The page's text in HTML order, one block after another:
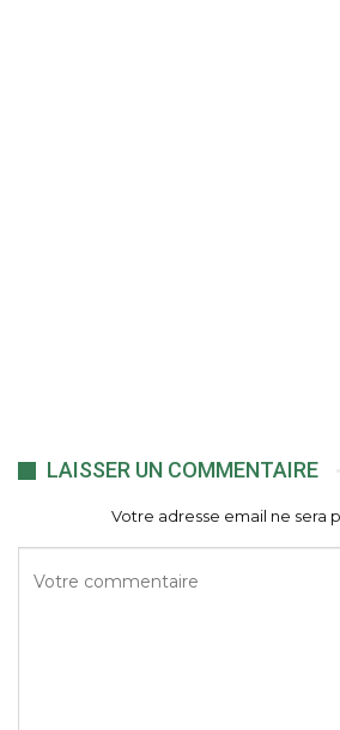
LAISSER UN COMMENTAIRE
Votre adresse email ne sera